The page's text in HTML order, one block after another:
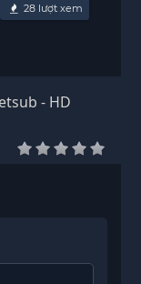
28lượt xem
hè Hikaru chết Vietsub - HD